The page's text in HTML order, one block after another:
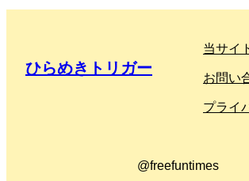
ひらめきトリガー
当サイ
お問い
プライ
@freefuntimes